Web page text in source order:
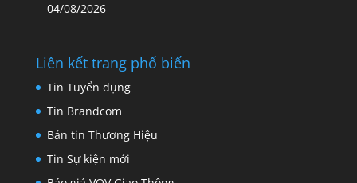
04/08/2026
Liên kết trang phổ biến
Tin Tuyển dụng
Tin Brandcom
Bản tin Thương Hiệu
Tin Sự kiện mới